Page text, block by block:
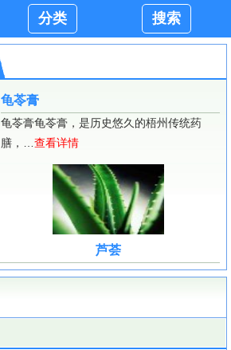
分类 搜索
龟苓膏
龟苓膏龟苓膏，是历史悠久的梧州传统药
膳，… 查看详情
芦荟